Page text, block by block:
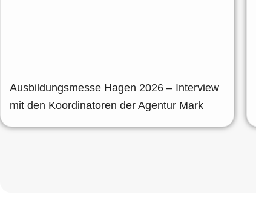
Ausbildungsmesse Hagen 2026 – Interview
mit den Koordinatoren der Agentur Mark